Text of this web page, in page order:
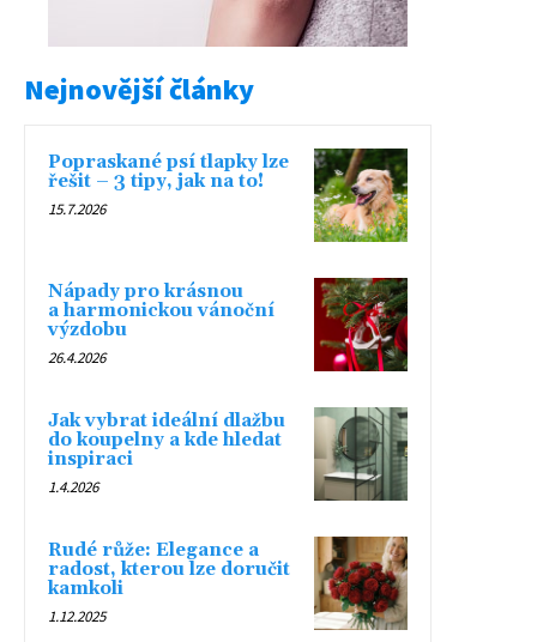
Nejnovější články
Popraskané psí tlapky lze
řešit – 3 tipy, jak na to!
15.7.2026
Nápady pro krásnou
a harmonickou vánoční
výzdobu
26.4.2026
Jak vybrat ideální dlažbu
do koupelny a kde hledat
inspiraci
1.4.2026
Rudé růže: Elegance a
radost, kterou lze doručit
kamkoli
1.12.2025